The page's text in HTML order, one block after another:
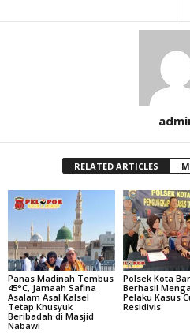
RELATED ARTICLES
Panas Madinah Tembus
45°C, Jamaah Safina
Asalam Asal Kalsel
Tetap Khusyuk
Beribadah di Masjid
Nabawi
Polsek Kota
Berhasil
Pelaku Kasus
Residivis